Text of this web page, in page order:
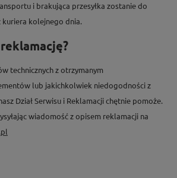
i brakująca przesyłka zostanie do
kuriera kolejnego dnia.
technicznych z otrzymanym
lub jakichkolwiek niedogodności z
Dział Serwisu i Reklamacji chętnie pomoże.
wiadomość z opisem reklamacji na